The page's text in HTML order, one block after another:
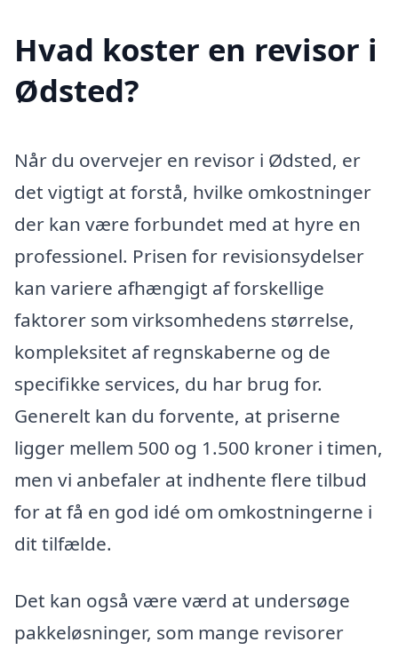
Hvad koster en revisor i
Ødsted?
Når du overvejer en revisor i Ødsted, er
det vigtigt at forstå, hvilke omkostninger
der kan være forbundet med at hyre en
professionel. Prisen for revisionsydelser
kan variere afhængigt af forskellige
faktorer som virksomhedens størrelse,
kompleksitet af regnskaberne og de
specifikke services, du har brug for.
Generelt kan du forvente, at priserne
ligger mellem 500 og 1.500 kroner i timen,
men vi anbefaler at indhente flere tilbud
for at få en god idé om omkostningerne i
dit tilfælde.
Det kan også være værd at undersøge
pakkeløsninger, som mange revisorer